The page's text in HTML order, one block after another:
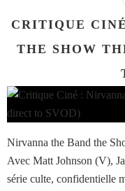
CRITIQUE
THE SHOW
Nirvanna the Band the
Avec Matt Johnson (V),
série culte, confidentielle